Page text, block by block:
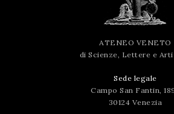
ATENEO VENETO
di Scienze, Lettere e Arti
Sede legale
Campo San Fantin,
30124 Venezia